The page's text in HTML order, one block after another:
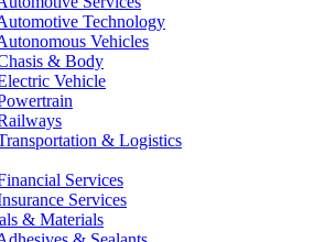
Technology
Vehicles
& Body
Vehicle
& Logistics
Services
Services
& Materials